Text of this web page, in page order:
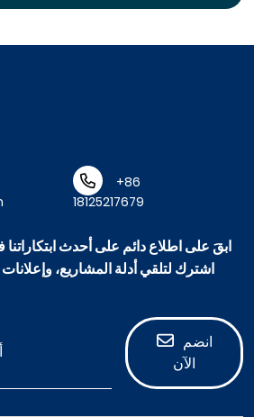
+86
18125217679
ابقَ على اطلاع دائم على أحدث
اشترك لتلقي أدلة المشاريع،
انضم
الآن